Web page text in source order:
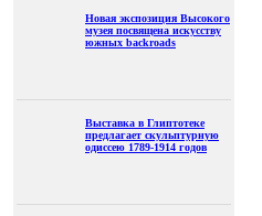
Новая экспозиция Высокого
музея посвящена искусству
южных backroads
Выставка в Глиптотеке
предлагает скульптурную
одиссею 1789-1914 годов